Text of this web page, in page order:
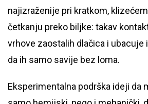
najizraženije pri kratkom,
četkanju preko biljke: takav
vrhove zaostalih dlačica i ubacuje
da ih samo savije bez loma.
Eksperimentalna podrška ideji da